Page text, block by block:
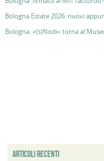
Bologna Estate 2026: nuovi
Bologna: «(s)Nodi» torna al
ARTICOLI RECENTI